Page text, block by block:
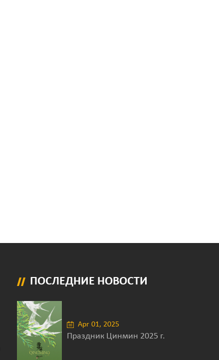
ПОСЛЕДНИЕ НОВОСТИ
Apr 01, 2025
Праздник Цинмин 2025 г.